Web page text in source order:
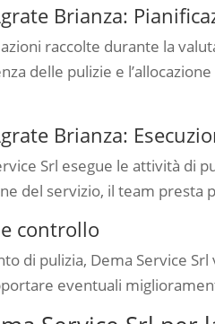
Brianza:
raccolte durante la
delle pulizie e
Brianza:
Srl esegue le attività di
del servizio, il team
controllo
di pulizia, Dema Service
eventuali